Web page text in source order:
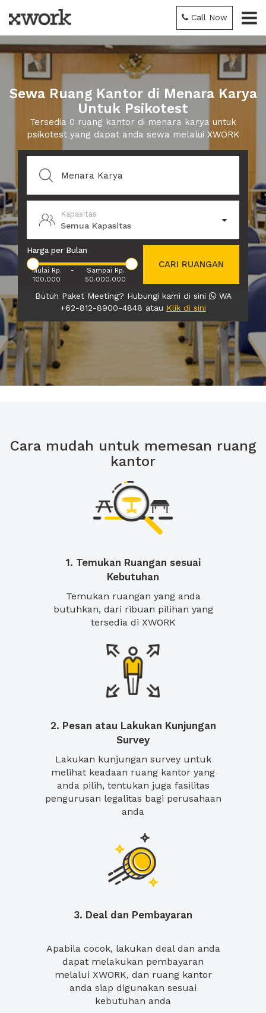
Call Now
Sewa Ruang Kantor di Menara Karya
Untuk Psikotest
Tersedia 0 ruang kantor di menara karya untuk
psikotest yang dapat anda sewa melalui XWORK
Kapasitas
Semua Kapasitas
Harga per Bulan
Mulai Rp.
100.000
-
Sampai Rp.
50.000.000
CARI RUANGAN
Butuh Paket Meeting? Hubungi kami di sini
WA
+62-812-8900-4848 atau Klik di sini
Cara mudah untuk memesan ruang
kantor
1. Temukan Ruangan sesuai
Kebutuhan
Temukan ruangan yang anda
butuhkan, dari ribuan pilihan yang
tersedia di XWORK
2. Pesan atau Lakukan Kunjungan
Survey
Lakukan kunjungan survey untuk
melihat keadaan ruang kantor yang
anda pilih, tentukan juga fasilitas
pengurusan legalitas bagi perusahaan
anda
3. Deal dan Pembayaran
Apabila cocok, lakukan deal dan anda
dapat melakukan pembayaran
melalui XWORK, dan ruang kantor
anda siap digunakan sesuai
kebutuhan anda